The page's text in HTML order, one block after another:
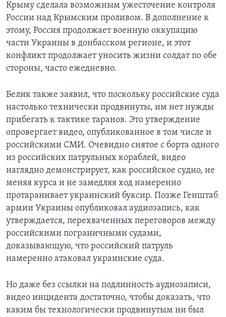
Крыму сделала возможным ужесточение контроля
России над Крымским проливом. В дополнение к
этому, Россия продолжает военную оккупацию
части Украины в донбасском регионе, и этот
конфликт продолжает уносить жизни солдат по обе
стороны, часто ежедневно.
Белик также заявил, что поскольку российские суда
настолько технически продвинуты, им нет нужды
прибегать к тактике таранов. Это утверждение
опровергает видео, опубликованное в том числе и
российскими СМИ. Очевидно снятое с борта одного
из российских патрульных кораблей, видео
наглядно демонстрирует, как российское судно, не
меняя курса и не замедляя ход намеренно
протаранивает украинский буксир. Позже Генштаб
армии Украины опубликовал аудиозапись, как
утверждается, перехваченных переговоров между
российскими пограничными судами,
доказывающую, что российский патруль
намеренно атаковал украинские суда.
Но даже без ссылки на подлинность аудиозаписи,
видео инцидента достаточно, чтобы доказать, что
каким бы технологически продвинутым ни был